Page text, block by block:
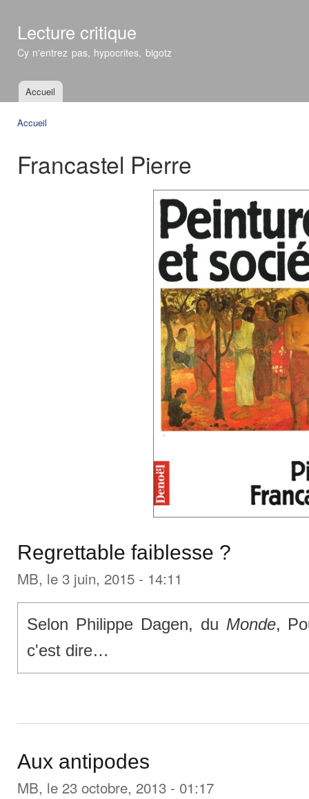
Lecture critique
Cy n'entrez pas, hypocrites, bigotz
Menu principal
Accueil
Accueil
Francastel Pierre
Regrettable faiblesse ?
MB, le 3 juin, 2015 - 14:11
Selon Philippe Dagen, du Monde,
c'est dire…
Aux antipodes
MB, le 23 octobre, 2013 - 01:17